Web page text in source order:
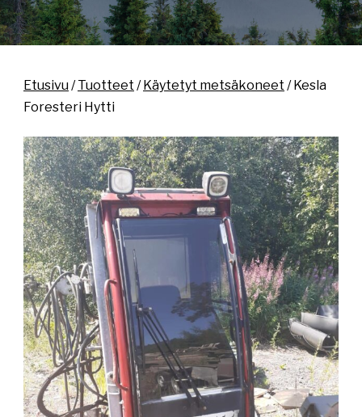
Etusivu/Tuotteet /Käytetyt metsäkoneet / Kesla
Foresteri Hytti